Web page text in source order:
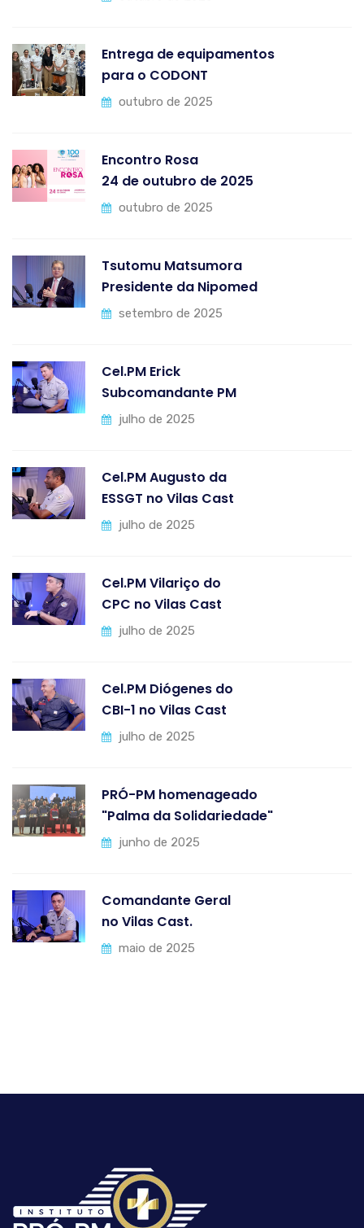
Entrega de equipamentos
para o CODONT
outubro de 2025
Encontro Rosa
24 de outubro de 2025
outubro de 2025
Tsutomu Matsumora
Presidente da Nipomed
setembro de 2025
Cel.PM Erick
Subcomandante PM
julho de 2025
Cel.PM Augusto da
ESSGT no Vilas Cast
julho de 2025
Cel.PM Vilariço do
CPC no Vilas Cast
julho de 2025
Cel.PM Diógenes do
CBI-1 no Vilas Cast
julho de 2025
PRÓ-PM homenageado
"Palma da Solidariedade"
junho de 2025
Comandante Geral
no Vilas Cast.
maio de 2025